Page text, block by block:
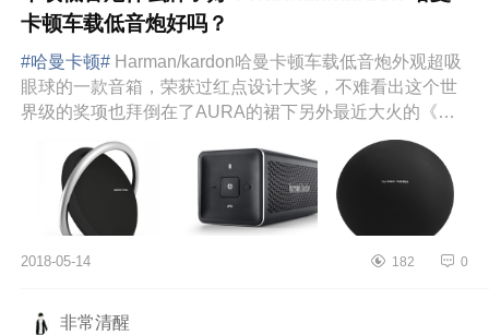
卡顿车载低音炮好吗？
#哈曼卡顿# Harman/kardon哈曼卡顿车载低音炮外观超吸
眼球的一款音箱，荣获过红点设计大奖，不难看出这个世
界级的奖项也拜倒在了AURA的裙下另外最近大火的《蓝
色大海的传说》...
2018-05-14 182 0
非常清醒